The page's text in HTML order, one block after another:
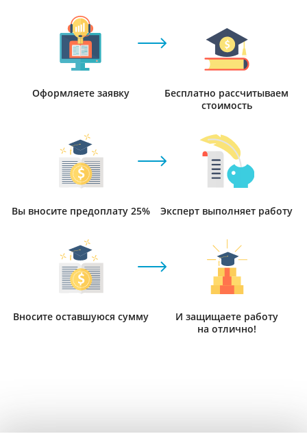
Оформляете заявку
Бесплатно рассчитываем
стоимость
Вы вносите предоплату 25% Эксперт выполняет работу
Вносите оставшуюся сумму
И защищаете работу
на отлично!